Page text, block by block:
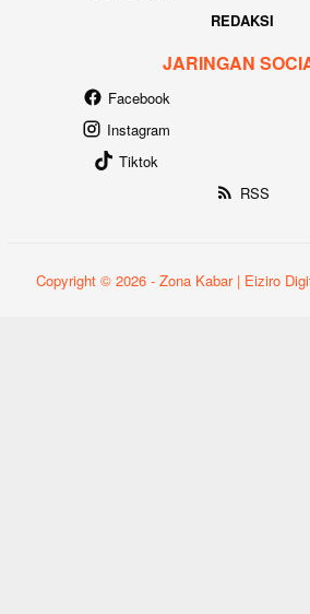
REDAKSI
JARINGAN
Facebook
Instagram
Tiktok
RSS
Copyright © 2026 - Zona Kabar | Eiziro